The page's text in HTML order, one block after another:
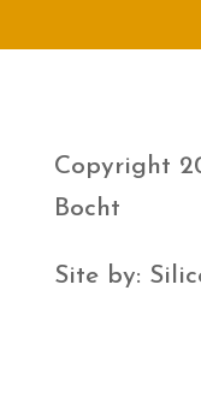
Copyright
Bocht
Site by: